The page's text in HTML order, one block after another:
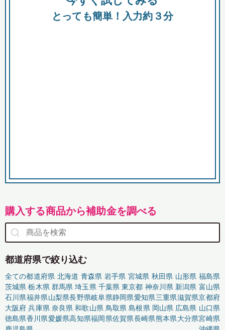
とっても簡単！入力約３分
購入する商品から補助金を調べる
都道府県で絞り込む
全ての都道府県 北海道 青森県 岩手県 宮城県 秋田県 山形県 福島県
茨城県 栃木県 群馬県 埼玉県 千葉県 東京都 神奈川県 新潟県 富山県
石川県福井県山梨県長野県岐阜県静岡県愛知県三重県滋賀県京都府
大阪府 兵庫県 奈良県 和歌山県 鳥取県 島根県 岡山県 広島県 山口県
徳島県香川県愛媛県高知県福岡県佐賀県長崎県熊本県大分県宮崎県